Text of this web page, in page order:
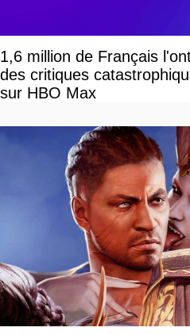
1,6 million de Français
des critiques
sur HBO Max